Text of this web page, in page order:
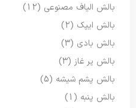
بالش الیاف مصنوعی (12)
بالش ایپک (2)
بالش بادی (3)
بالش پر غاز (3)
بالش پشم شیشه (5)
بالش پنبه (1)